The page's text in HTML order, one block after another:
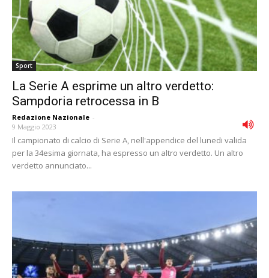
Sport
La Serie A esprime un altro verdetto:
Sampdoria retrocessa in B
Redazione Nazionale -
9 Maggio 2023
Il campionato di calcio di Serie A, nell'appendice del lunedi valida
per la 34esima giornata, ha espresso un altro verdetto. Un altro
verdetto annunciato...